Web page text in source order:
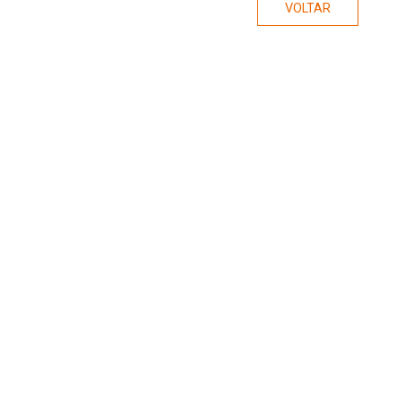
VOLTAR